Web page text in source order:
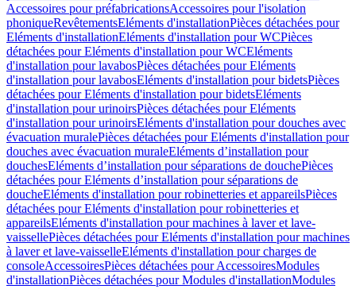
Accessoires pour préfabricationsAccessoires pour l'isolation
phoniqueRevêtementsEléments d'installationPièces détachées pour
Eléments d'installationEléments d'installation pour WCPièces
détachées pour Eléments d'installation pour WCEléments
d'installation pour lavabosPièces détachées pour Eléments
d'installation pour lavabosEléments d'installation pour bidetsPièces
détachées pour Eléments d'installation pour bidetsEléments
d'installation pour urinoirsPièces détachées pour Eléments
d'installation pour urinoirsEléments d'installation pour douches avec
évacuation muralePièces détachées pour Eléments d'installation pour
douches avec évacuation muraleEléments d’installation pour
douchesEléments d’installation pour séparations de douchePièces
détachées pour Eléments d’installation pour séparations de
doucheEléments d'installation pour robinetteries et appareilsPièces
détachées pour Eléments d'installation pour robinetteries et
appareilsEléments d'installation pour machines à laver et lave-
vaissellePièces détachées pour Eléments d'installation pour machines
à laver et lave-vaisselleEléments d'installation pour charges de
consoleAccessoiresPièces détachées pour AccessoiresModules
d'installationPièces détachées pour Modules d'installationModules